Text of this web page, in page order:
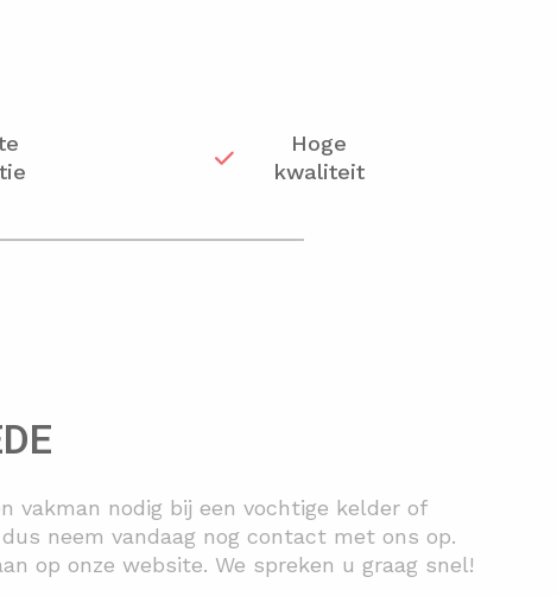
Hoge
kwaliteit
vakman nodig bij een vochtige kelder of
neem vandaag nog contact met ons op.
op onze website. We spreken u graag snel!